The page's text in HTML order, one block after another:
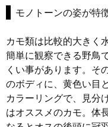
モノトーンの姿が特
カモ類は比較的大きく
簡単に観察できる野鳥
くい事があります。そ
のボディに、黄色い目
カラーリングで、見分
はオススメのカモ。体